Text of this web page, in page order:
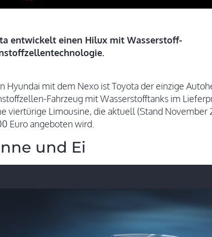
entwickelt einen Hilux mit Wasserstoff-
Hyundai mit dem Nexo ist Toyota der einzige
Fahrzeug mit Wasserstofftanks im
viertürige Limousine, die aktuell (Stand November
Euro angeboten wird.
und Ei